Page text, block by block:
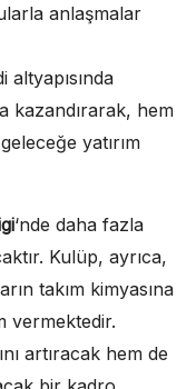
anlaşmalar
altyapısında
kazandırarak, hem
yatırım
‘nde daha fazla
Kulüp, ayrıca,
takım kimyasına
vermektedir.
artıracak hem de